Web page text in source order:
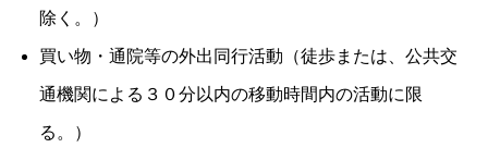
除く。）
買い物・通院等の外出同行活動（徒歩または、公共交
通機関による３０分以内の移動時間内の活動に限
る。）